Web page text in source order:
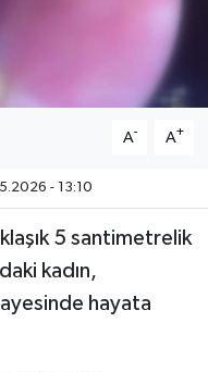
A- A+
- 13:10
5 santimetrelik
kadın,
hayata